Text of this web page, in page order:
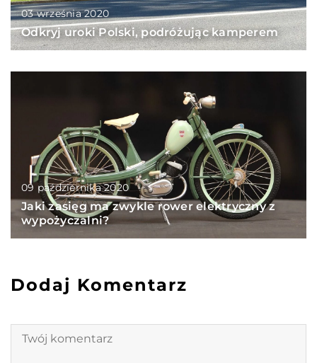
03 września 2020
Odkryj uroki Polski, podróżując kamperem
09 października 2020
Jaki zasięg ma zwykle rower elektryczny z
wypożyczalni?
Dodaj Komentarz